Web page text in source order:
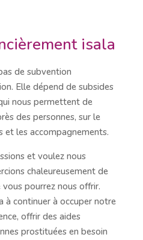
isala
de subvention
Elle dépend de subsides
nous permettent de
des personnes, sur le
et les accompagnements.
et voulez nous
chaleureusement de
pourrez nous offrir.
à continuer à occuper notre
offrir des aides
prostituées en besoin